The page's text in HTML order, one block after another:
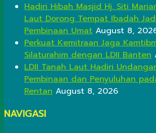
Hadiri Hibah Masjid Hj. Siti
Laut Dorong Tempat Ibadah
Pembinaan Umat August 8,
Perkuat Kemitraan Jaga
Silaturahim dengan LDII Banten
LDII Tanah Laut Hadiri
Pembinaan dan Penyuluhan
Rentan August 8, 2026
NAVIGASI